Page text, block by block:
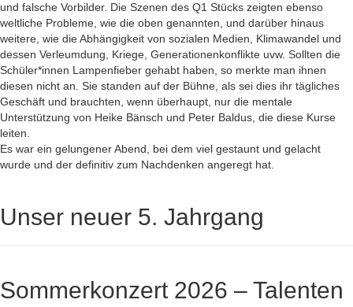
und falsche Vorbilder. Die Szenen des Q1 Stücks zeigten ebenso
weltliche Probleme, wie die oben genannten, und darüber hinaus
weitere, wie die Abhängigkeit von sozialen Medien, Klimawandel und
dessen Verleumdung, Kriege, Generationenkonflikte uvw. Sollten die
Schüler*innen Lampenfieber gehabt haben, so merkte man ihnen
diesen nicht an. Sie standen auf der Bühne, als sei dies ihr tägliches
Geschäft und brauchten, wenn überhaupt, nur die mentale
Unterstützung von Heike Bänsch und Peter Baldus, die diese Kurse
leiten.
Es war ein gelungener Abend, bei dem viel gestaunt und gelacht
wurde und der definitiv zum Nachdenken angeregt hat.
Unser neuer 5. Jahrgang
Sommerkonzert 2026 – Talenten